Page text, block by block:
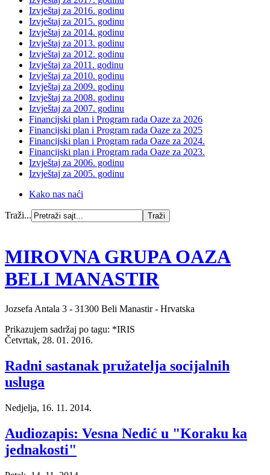
Izvještaj za 2016. godinu
Izvještaj za 2015. godinu
Izvještaj za 2014. godinu
Izvještaj za 2013. godinu
Izvještaj za 2012. godinu
Izvještaj za 2011. godinu
Izvještaj za 2010. godinu
Izvještaj za 2009. godinu
Izvještaj za 2008. godinu
Izvještaj za 2007. godinu
Financijski plan i Program rada Oaze za 2026
Financijski plan i Program rada Oaze za 2025
Financijski plan i Program rada Oaze za 2024.
Financijski plan i Program rada Oaze za 2023.
Izvještaj za 2006. godinu
Izvještaj za 2005. godinu
Kako nas naći
Traži...
MIROVNA GRUPA OAZA
BELI MANASTIR
Jozsefa Antala 3 - 31300 Beli Manastir - Hrvatska
Prikazujem sadržaj po tagu: *IRIS
Četvrtak, 28. 01. 2016.
Radni sastanak pružatelja socijalnih
usluga
Nedjelja, 16. 11. 2014.
Audiozapis: Vesna Nedić u "Koraku ka
jednakosti"